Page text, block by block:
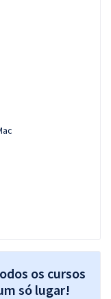
os cursos
só lugar!